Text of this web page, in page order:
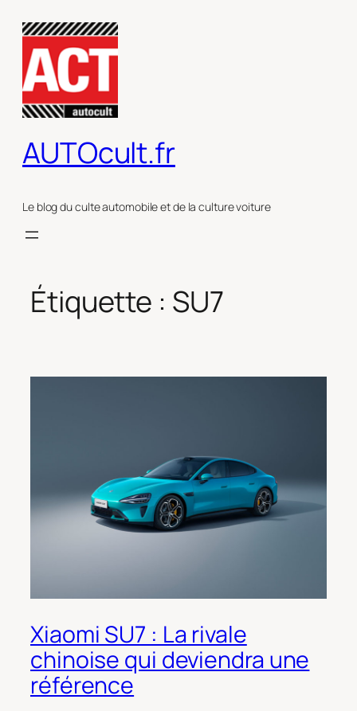
contenu
AUTOcult.fr
Le blog du culte automobile et de la culture voiture
Étiquette : SU7
Xiaomi SU7 : La rivale
chinoise qui deviendra une
référence